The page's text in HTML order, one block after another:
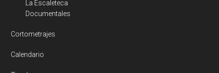
La Escaleteca
Documentales
Cortometrajes
Calendario